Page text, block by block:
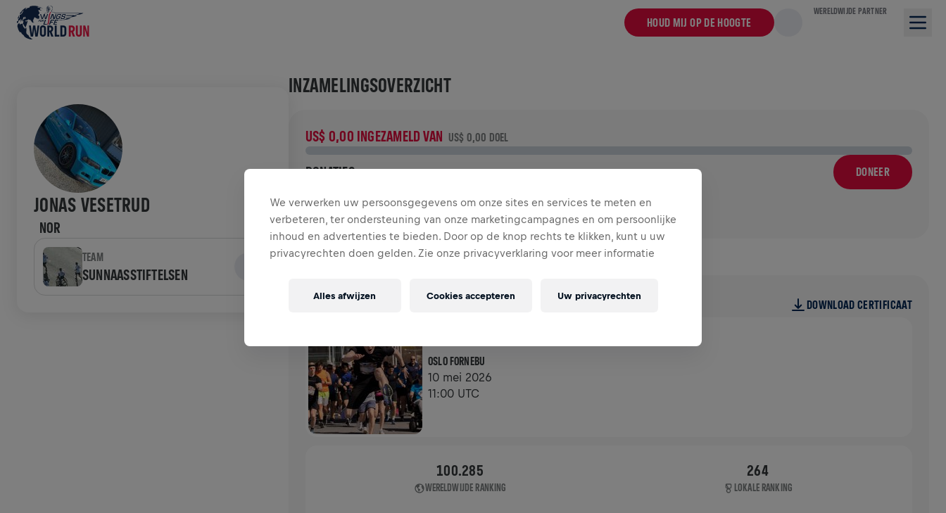
HOUD MIJ OP DE HOOGTE
WERELDWIJDE PARTNER
JONAS VESETRUD
NOR
TEAM
SUNNAASSTIFTELSEN
INZAMELINGSOVERZICHT
US$ 0,00 INGEZAMELD VAN US$ 0,00 DOEL
DONATIES DONEER
Doneer om een verschil te maken! 100% van je donatie gaat
naar onderzoek naar de genezing van ruggenmergletsel.
GESCHIEDENIS
WINGS FOR LIFE WORLD RUN 2026 DOWNLOAD CERTIFICAAT
OSLO FORNEBU
10 mei 2026
11:00 UTC
100.285
WERELDWIJDE RANKING
264
LOKALE RANKING
We verwerken uw persoonsgegevens om onze sites en services te meten en
verbeteren, ter ondersteuning van onze marketingcampagnes en om persoonlijke
inhoud en advertenties te bieden. Door op de knop rechts te klikken, kunt u uw
privacyrechten doen gelden. Zie onze privacyverklaring voor meer informatie
Uw privacyrechten
Alles afwijzen Cookies accepteren